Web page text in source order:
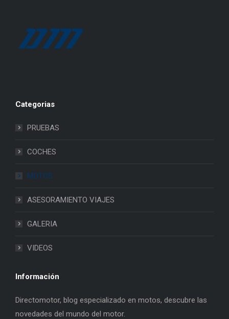
Categorias
PRUEBAS
COCHES
MOTOS
ASESORAMIENTO VIAJES
GALERIA
VIDEOS
Información
Directomotor, blog especializado en motos, descubre las
novedades del mundo del motor.